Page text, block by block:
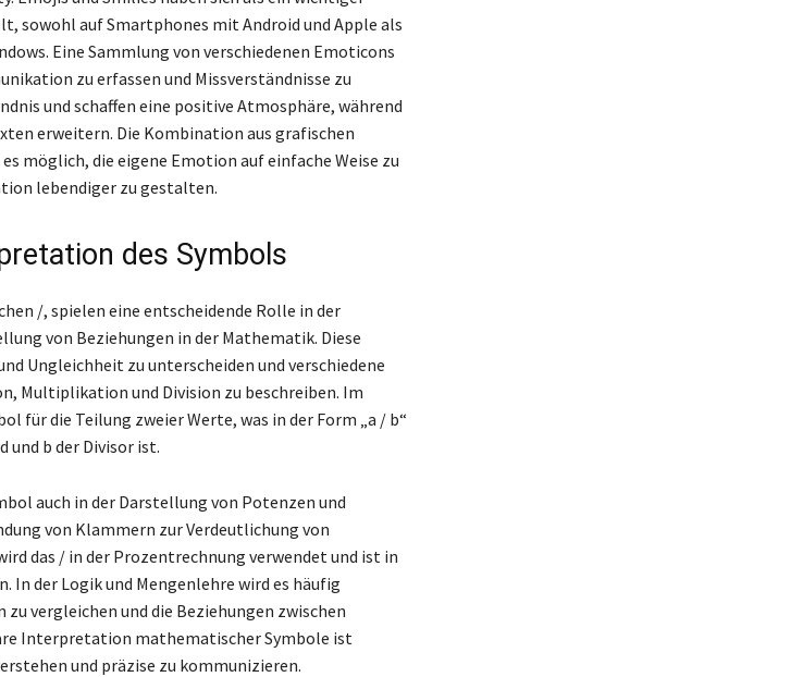
sowohl auf Smartphones mit Android und Apple als
Eine Sammlung von verschiedenen Emoticons
zu erfassen und Missverständnisse zu
und schaffen eine positive Atmosphäre, während
erweitern. Die Kombination aus grafischen
möglich, die eigene Emotion auf einfache Weise zu
lebendiger zu gestalten.
des Symbols
/, spielen eine entscheidende Rolle in der
von Beziehungen in der Mathematik. Diese
Ungleichheit zu unterscheiden und verschiedene
Multiplikation und Division zu beschreiben. Im
für die Teilung zweier Werte, was in der Form „a / b“
und b der Divisor ist.
auch in der Darstellung von Potenzen und
von Klammern zur Verdeutlichung von
das / in der Prozentrechnung verwendet und ist in
In der Logik und Mengenlehre wird es häufig
vergleichen und die Beziehungen zwischen
Interpretation mathematischer Symbole ist
und präzise zu kommunizieren.